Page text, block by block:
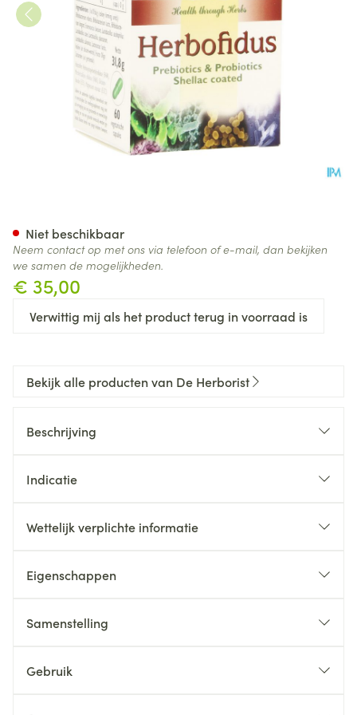
€ 35,00
Verwittig mij als het product terug in voorraad is
Niet beschikbaar
Neem contact op met ons via telefoon of e-mail, dan bekijken
we samen de mogelijkheden.
Bekijk alle producten van De Herborist
Beschrijving
Indicatie
Wettelijk verplichte informatie
Eigenschappen
Samenstelling
Gebruik